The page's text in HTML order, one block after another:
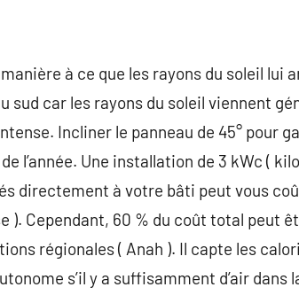
à ce que les rayons du soleil
sud car les rayons du soleil viennent
Incliner le panneau de 45° pour
l’année. Une installation de 3 kWc (
directement à votre bâti peut vous
). Cependant, 60 % du coût total peut
régionales ( Anah ). Il capte les
s’il y a suffisamment d’air